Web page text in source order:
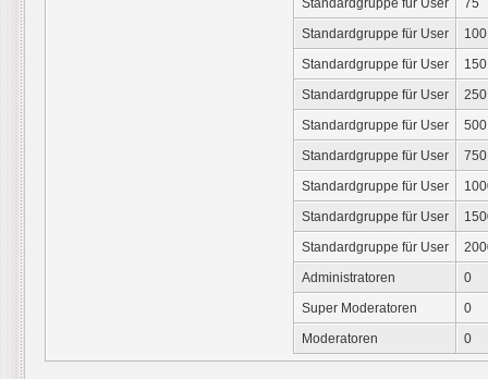
Standardgruppe für User
75
Standardgruppe für User
100
Standardgruppe für User
150
Standardgruppe für User
250
Standardgruppe für User
500
Standardgruppe für User
750
Standardgruppe für User
Standardgruppe für User
Standardgruppe für User
Administratoren
0
Super Moderatoren
0
Moderatoren
0